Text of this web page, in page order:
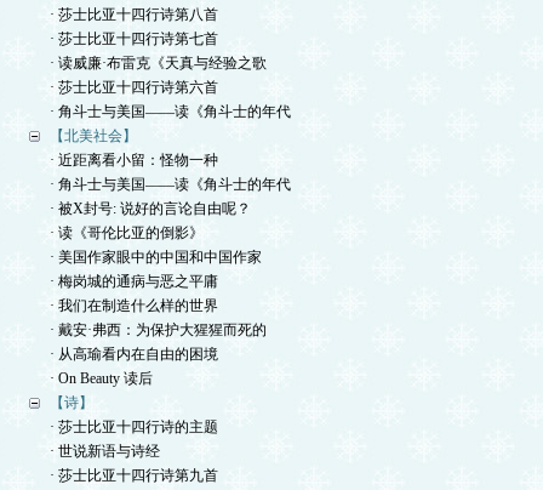
· 莎士比亚十四行诗第八首
· 莎士比亚十四行诗第七首
· 读威廉·布雷克《天真与经验之歌
· 莎士比亚十四行诗第六首
· 角斗士与美国——读《角斗士的年代
【北美社会】
· 近距离看小留：怪物一种
· 角斗士与美国——读《角斗士的年代
· 被X封号: 说好的言论自由呢？
· 读《哥伦比亚的倒影》
· 美国作家眼中的中国和中国作家
· 梅岗城的通病与恶之平庸
· 我们在制造什么样的世界
· 戴安·弗西：为保护大猩猩而死的
· 从高瑜看内在自由的困境
· On Beauty 读后
【诗】
· 莎士比亚十四行诗的主题
· 世说新语与诗经
· 莎士比亚十四行诗第九首